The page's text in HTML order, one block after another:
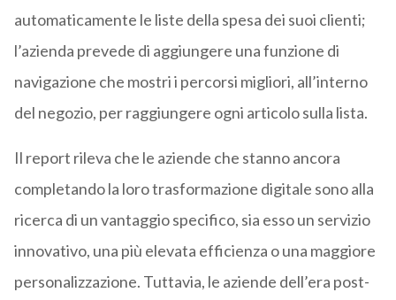
automaticamente le liste della spesa dei suoi clienti;
l’azienda prevede di aggiungere una funzione di
navigazione che mostri i percorsi migliori, all’interno
del negozio, per raggiungere ogni articolo sulla lista.
Il report rileva che le aziende che stanno ancora
completando la loro trasformazione digitale sono alla
ricerca di un vantaggio specifico, sia esso un servizio
innovativo, una più elevata efficienza o una maggiore
personalizzazione. Tuttavia, le aziende dell’era post-